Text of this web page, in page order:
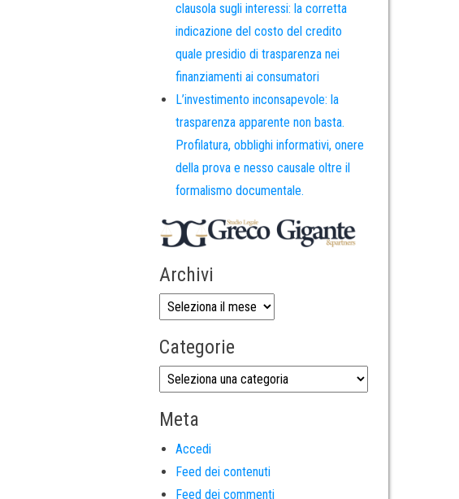
clausola sugli interessi: la corretta
indicazione del costo del credito
quale presidio di trasparenza nei
finanziamenti ai consumatori
L’investimento inconsapevole: la
trasparenza apparente non basta.
Profilatura, obblighi informativi, onere
della prova e nesso causale oltre il
formalismo documentale.
Archivi
Categorie
Meta
Accedi
Feed dei contenuti
Feed dei commenti